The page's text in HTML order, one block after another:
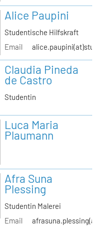
Alice Paupini
Studentische Hilfskraft
Email
Claudia Pineda
de Castro
Studentin
Luca Maria
Plaumann
Afra Suna
Plessing
Studentin Malerei
Email